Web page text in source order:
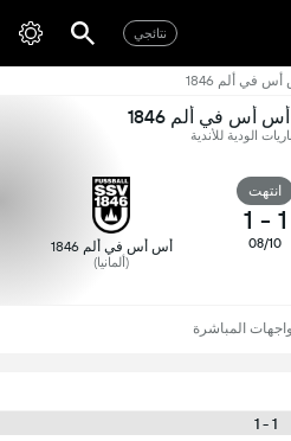
نتائجي
في ألم 1846
أس في ألم 1846
الودية للأندية
انتهت
1
-
1
08/10 أس أس في ألم 1846
(ألمانيا)
المباشرة
1 - 1